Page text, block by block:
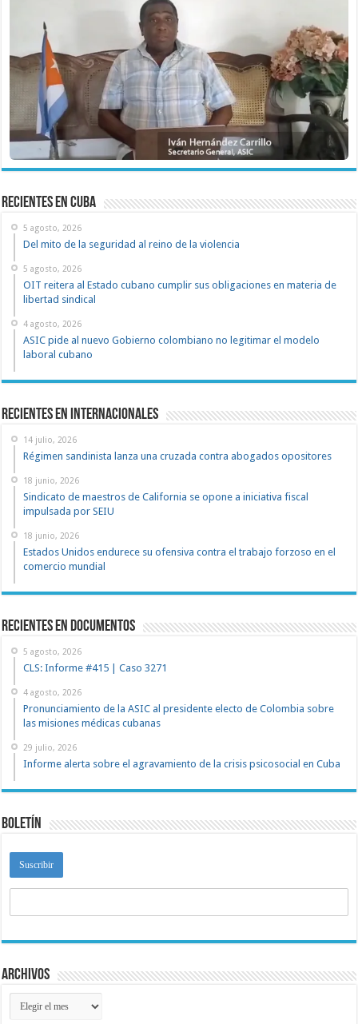
recientes en cuba
5 agosto, 2026
Del mito de la seguridad al reino de la violencia
5 agosto, 2026
OIT reitera al Estado cubano cumplir sus obligaciones en materia de
libertad sindical
4 agosto, 2026
ASIC pide al nuevo Gobierno colombiano no legitimar el modelo
laboral cubano
Recientes en Internacionales
14 julio, 2026
Régimen sandinista lanza una cruzada contra abogados opositores
18 junio, 2026
Sindicato de maestros de California se opone a iniciativa fiscal
impulsada por SEIU
18 junio, 2026
Estados Unidos endurece su ofensiva contra el trabajo forzoso en el
comercio mundial
recientes en documentos
5 agosto, 2026
CLS: Informe #415 | Caso 3271
4 agosto, 2026
Pronunciamiento de la ASIC al presidente electo de Colombia sobre
las misiones médicas cubanas
29 julio, 2026
Informe alerta sobre el agravamiento de la crisis psicosocial en Cuba
Boletín
Archivos
Archivos